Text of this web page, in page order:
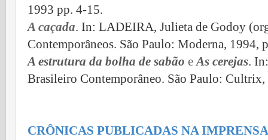
1993 pp. 4-15.
A caçada. In: LADEIRA, Julieta de Godoy
Contemporâneos. São Paulo: Moderna, 1994,
A estrutura da bolha de sabão eAs cerejas.
Brasileiro Contemporâneo. São Paulo:
CRÔNICAS PUBLICADAS NA IMPRENSA